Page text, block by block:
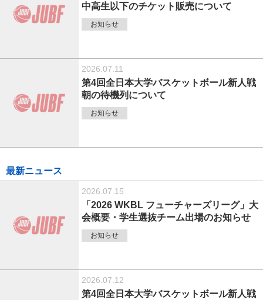
中高生以下のチケット販売について
お知らせ
2026.07.11
第4回全日本大学バスケットボール新人戦
朝の待機列について
お知らせ
最新ニュース
2026.07.15
「2026 WKBL フューチャーズリーグ」大
会概要・学生選抜チーム出場のお知らせ
お知らせ
2026.07.12
第4回全日本大学バスケットボール新人戦